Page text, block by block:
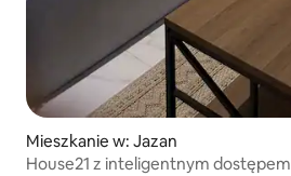
Mieszkanie w: Jazan
House21 z inteligentnym dostępem